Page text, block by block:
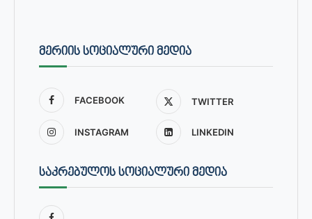
ᲛᲔᲠᲘᲘᲡ ᲡᲝᲪᲘᲐᲚᲣᲠᲘ ᲛᲔᲓᲘᲐ
FACEBOOK TWITTER
INSTAGRAM LINKEDIN
ᲡᲐᲙᲠᲔᲑᲣᲚᲝᲡ ᲡᲝᲪᲘᲐᲚᲣᲠᲘ ᲛᲔᲓᲘᲐ